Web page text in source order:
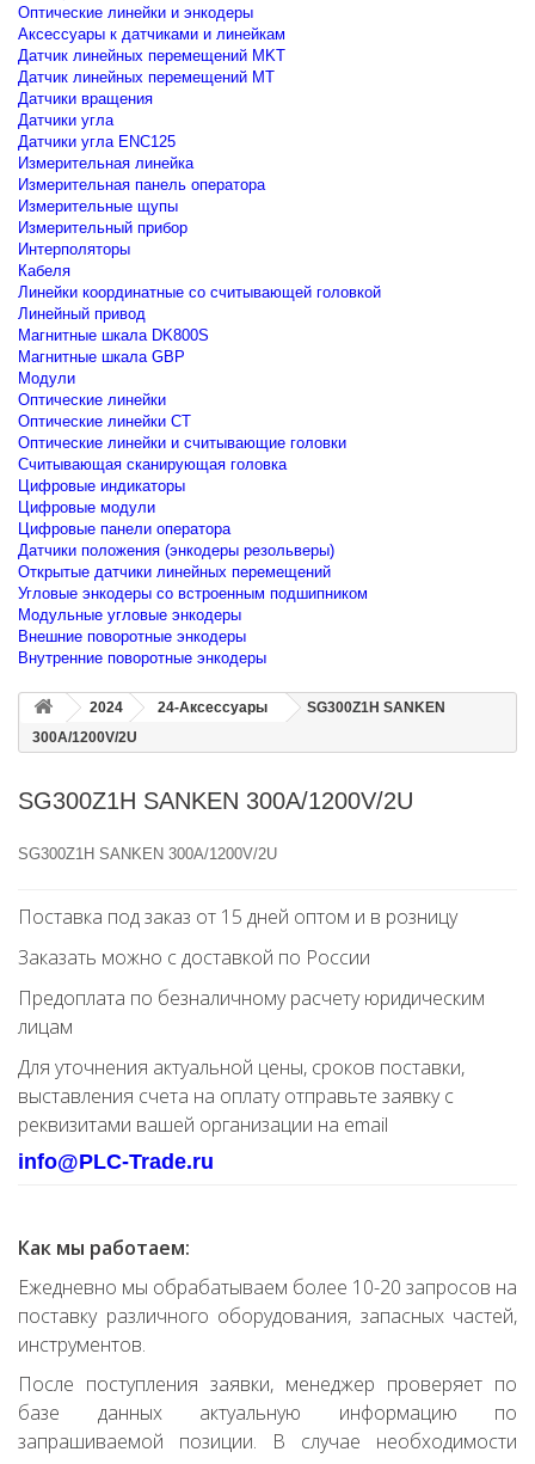
Оптические линейки и энкодеры
Аксессуары к датчиками и линейкам
Датчик линейных перемещений MKT
Датчик линейных перемещений MT
Датчики вращения
Датчики угла
Датчики угла ENC125
Измерительная линейка
Измерительная панель оператора
Измерительные щупы
Измерительный прибор
Интерполяторы
Кабеля
Линейки координатные со считывающей головкой
Линейный привод
Магнитные шкала DK800S
Магнитные шкала GBP
Модули
Оптические линейки
Оптические линейки CT
Оптические линейки и считывающие головки
Считывающая сканирующая головка
Цифровые индикаторы
Цифровые модули
Цифровые панели оператора
Датчики положения (энкодеры резольверы)
Открытые датчики линейных перемещений
Угловые энкодеры со встроенным подшипником
Модульные угловые энкодеры
Внешние поворотные энкодеры
Внутренние поворотные энкодеры
2024 24-Аксессуары
SG300Z1H SANKEN
300A/1200V/2U
SG300Z1H SANKEN 300A/1200V/2U
SG300Z1H SANKEN 300A/1200V/2U
Поставка под заказ от 15 дней оптом и в розницу
Заказать можно с доставкой по России
Предоплата по безналичному расчету юридическим
лицам
Для уточнения актуальной цены, сроков поставки,
выставления счета на оплату отправьте заявку с
реквизитами вашей организации на email
info@PLC-Trade.ru
Как мы работаем:
Ежедневно мы обрабатываем более 10-20 запросов на
поставку различного оборудования, запасных частей,
инструментов.
После поступления заявки, менеджер проверяет по
базе данных актуальную информацию по
запрашиваемой позиции. В случае необходимости